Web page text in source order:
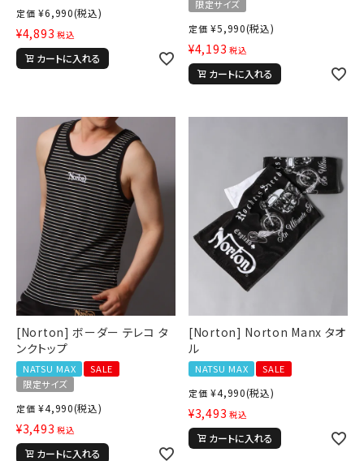
キーワードから探す
search
価格から探す
定価 ¥6,990(税込)
¥4,893 税込
カートに入れる
限定サイズ
定価 ¥5,990(税込)
¥4,193 税込
カートに入れる
[Norton] ボーダー テレコ タ
ンクトップ
NATSU MAX
SALE
限定サイズ
定価 ¥4,990(税込)
¥3,493 税込
カートに入れる
[Norton] Norton Manx タオ
ル
NATSU MAX
SALE
定価 ¥4,990(税込)
¥3,493 税込
カートに入れる